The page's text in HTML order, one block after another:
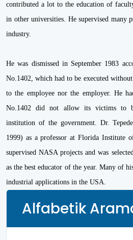
contributed a lot to the education of
in other universities. He supervised many
industry.
He was dismissed in September 1983
No.1402, which had to be executed
to the employee nor the employer. He
No.1402 did not allow its victims to
institution of the government. Dr.
1999) as a professor at Florida Institute
supervised NASA projects and was
as the best educator of the year. Many of
industrial applications in the USA.
Alfabetik